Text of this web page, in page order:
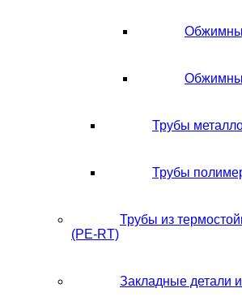
Трубы
Трубы
Трубы из
(PE-RT)
Закладные детали